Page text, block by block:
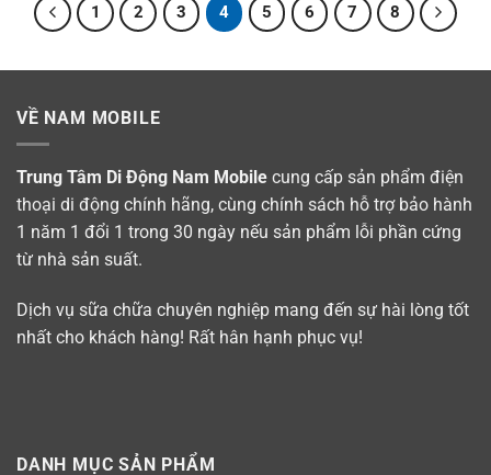
1 2 3 4 5 6 7 8
VỀ NAM MOBILE
Trung Tâm Di Động Nam Mobile cung cấp sản phẩm điện
thoại di động chính hãng, cùng chính sách hỗ trợ bảo hành
1 năm 1 đổi 1 trong 30 ngày nếu sản phẩm lỗi phần cứng
từ nhà sản suất.
Dịch vụ sữa chữa chuyên nghiệp mang đến sự hài lòng tốt
nhất cho khách hàng! Rất hân hạnh phục vụ!
DANH MỤC SẢN PHẨM